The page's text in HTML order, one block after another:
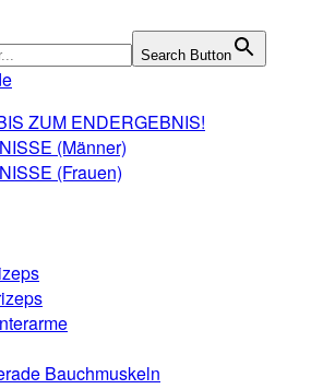
Search Button
ZUM ENDERGEBNIS!
(Männer)
(Frauen)
Bauchmuskeln